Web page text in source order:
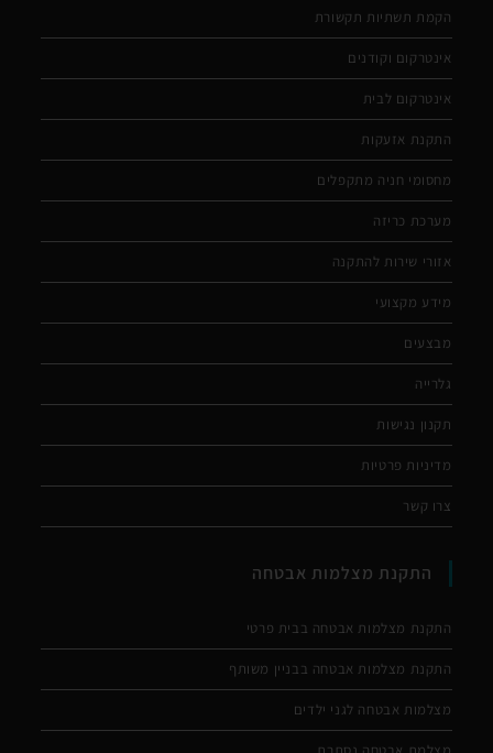
הקמת תשתיות תקשורת
אינטרקום וקודנים
אינטרקום לבית
התקנת אזעקות
מחסומי חניה מתקפלים
מערכת כריזה
אזורי שירות להתקנה
מידע מקצועי
מבצעים
גלרייה
תקנון נגישות
מדיניות פרטיות
צרו קשר
התקנת מצלמות אבטחה
התקנת מצלמות אבטחה בבית פרטי
התקנת מצלמות אבטחה בבניין משותף
מצלמות אבטחה לגני ילדים